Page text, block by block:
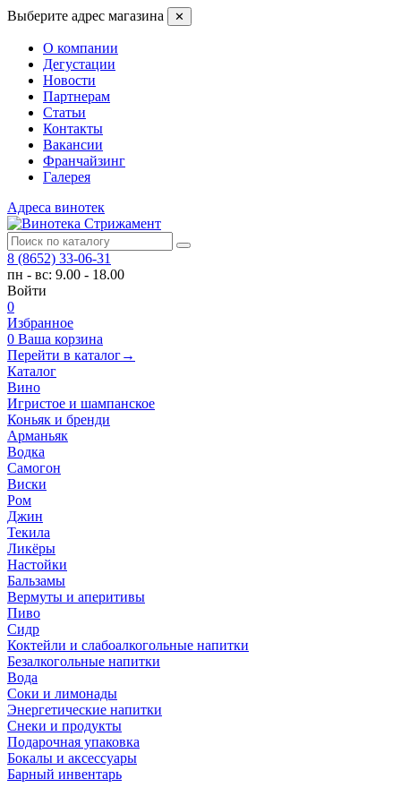
Выберите адрес магазина ✕
О компании
Дегустации
Новости
Партнерам
Статьи
Контакты
Вакансии
Франчайзинг
Галерея
Адреса винотек
8 (8652) 33-06-31
пн - вс: 9.00 - 18.00
Войти
0
Избранное
0 Ваша корзина
Перейти в каталог→
Каталог
Вино
Игристое и шампанское
Коньяк и бренди
Арманьяк
Водка
Самогон
Виски
Ром
Джин
Текила
Ликёры
Настойки
Бальзамы
Вермуты и аперитивы
Пиво
Сидр
Коктейли и слабоалкогольные напитки
Безалкогольные напитки
Вода
Соки и лимонады
Энергетические напитки
Снеки и продукты
Подарочная упаковка
Бокалы и аксессуары
Барный инвентарь